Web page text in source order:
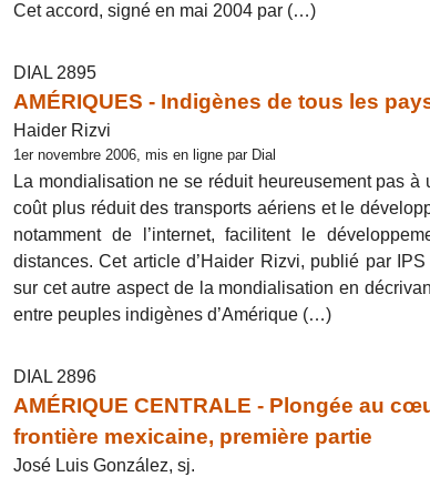
Cet accord, signé en mai 2004 par (…)
DIAL 2895
AMÉRIQUES - Indigènes de tous les
Haider Rizvi
1er novembre 2006, mis en ligne par Dial
La mondialisation ne se réduit heureusement pas
coût plus réduit des transports aériens et le
notamment de l’internet, facilitent le
distances. Cet article d’Haider Rizvi, publié par
sur cet autre aspect de la mondialisation en
entre peuples indigènes d’Amérique (…)
DIAL 2896
AMÉRIQUE CENTRALE - Plongée au
frontière mexicaine, première partie
José Luis González, sj.